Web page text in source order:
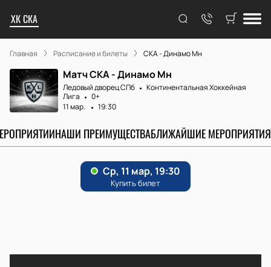
ХК СКА
Главная Расписание и билеты СКА - Динамо Мн
Матч СКА - Динамо Мн
Ледовый дворец СПб
Континентальная Хоккейная
Лига
0+
11 мар.
19:30
НАШИ ПРЕИМУЩЕСТВАБЛИЖАЙШИЕ МЕРОПРИЯТИЯ